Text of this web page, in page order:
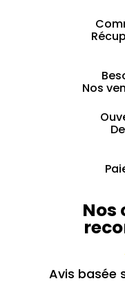
Nos
Nos
Avis basée